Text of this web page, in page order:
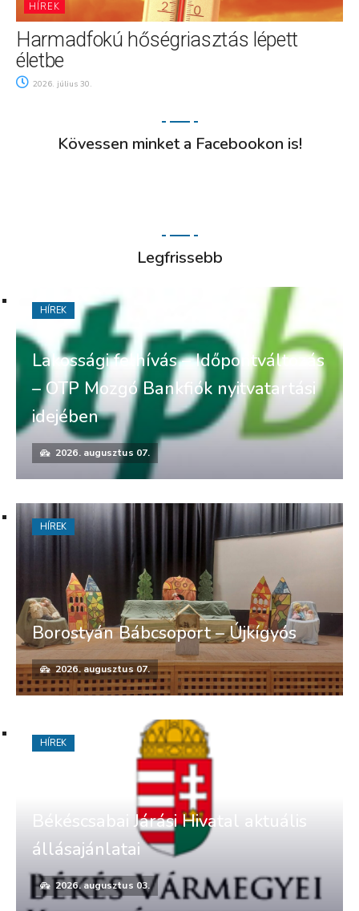
HÍREK
Harmadfokú hőségriasztás lépett
életbe
2026. július 30.
Kövessen minket a Facebookon is!
Legfrissebb
Lakossági felhívás – Időpontváltozás
– OTP Mozgó Bankfiók nyitvatartási
idejében
2026. augusztus 07.
HÍREK
Borostyán Bábcsoport – Újkígyós
2026. augusztus 07.
HÍREK
Békéscsabai Járási Hivatal aktuális
állásajánlatai
2026. augusztus 03.
HÍREK